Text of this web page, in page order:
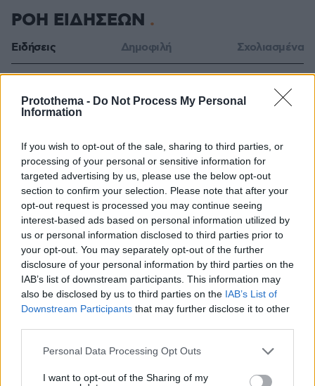
Protothema - Do Not Process My Personal
Information
If you wish to opt-out of the sale, sharing to third parties, or
processing of your personal or sensitive information for
targeted advertising by us, please use the below opt-out
section to confirm your selection. Please note that after your
opt-out request is processed you may continue seeing
interest-based ads based on personal information utilized by
us or personal information disclosed to third parties prior to
your opt-out. You may separately opt-out of the further
disclosure of your personal information by third parties on the
IAB’s list of downstream participants. This information may
also be disclosed by us to third parties on the IAB’s List of
Downstream Participants that may further disclose it to other
Please note that this website/app uses one or more Google
not limited to your visit or usage behaviour. You may click to
Personal Data Processing Opt Outs
I want to opt-out of the Sharing of my
ΡΟΗ ΕΙΔΗΣΕΩΝ
Ειδήσεις Δημοφιλή Σχολιασμένα
Στο νοσοκομείο 30χρονη μετά από πτώση από τη
γέφυρα της Χαλκίδας
Λίσι μετά την ήττα του ΠΑΟΚ: «Με περισσότερη
σοβαρότητα θα παίρναμε κάτι καλύτερο»
Βλάβη, ατύχημα ή πρόβλημα στο ταξίδι; Η κάλυψη που
πολλοί αγνοούν
πριν 27 λεπτά
Χαλαρή έξοδος για τον Κυριάκο Μητσοτάκη και τη
σύζυγό του Μαρέβα στα Χανιά, φωτογραφίες
πριν 33 λεπτά
«Θα μπορούσε να συμβεί σύντομα»: Αισιόδοξος ξανά ο
Τραμπ για το τέλος του πολέμου με το Ιράν, «δεν
πριν 36 λεπτά
πριν μία ώρα
πριν μία ώρα